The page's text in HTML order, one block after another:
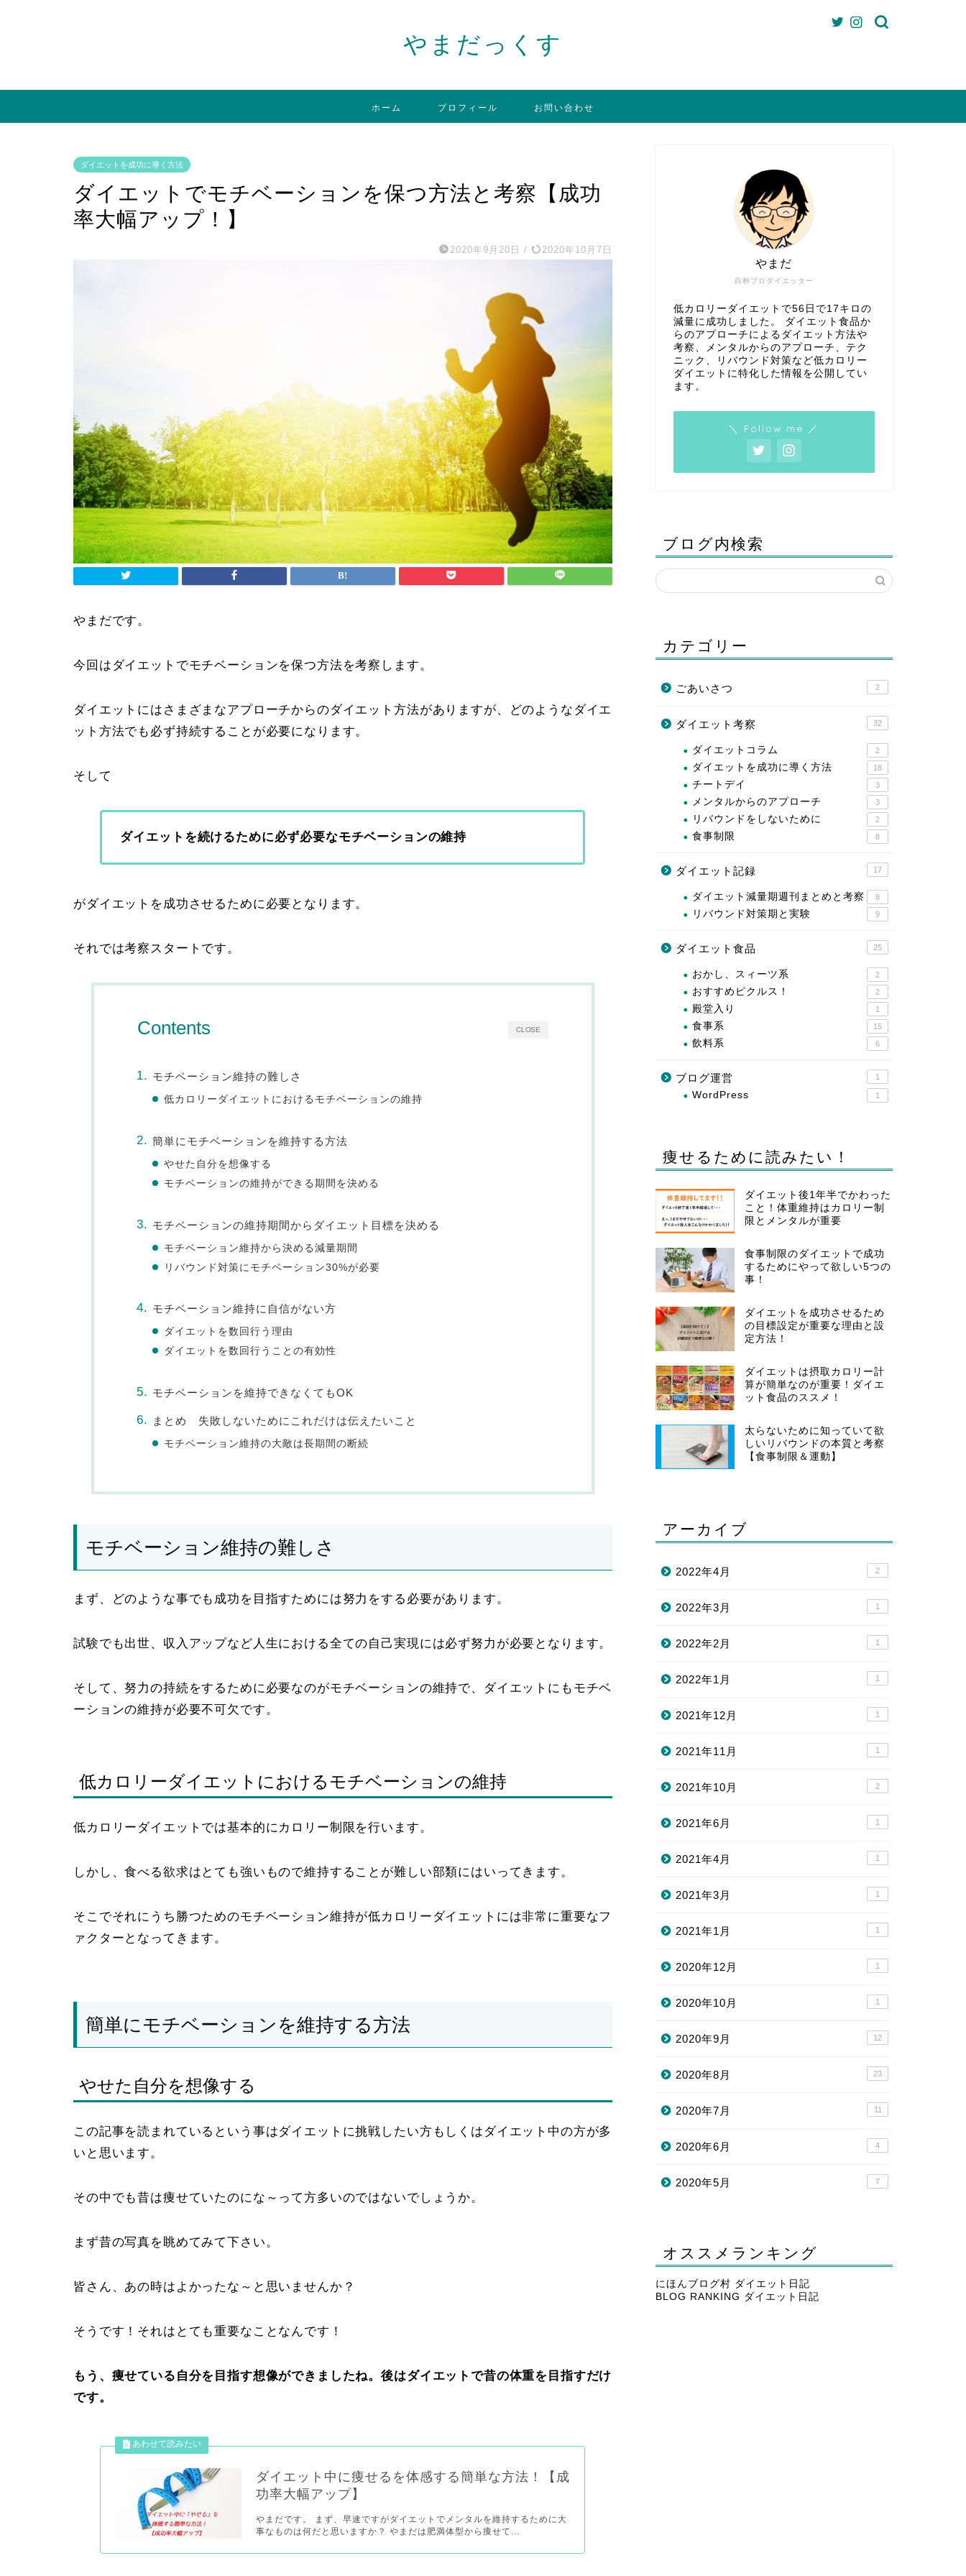
やまだっくす
ホーム プロフィール お問い合わせ
ダイエットを成功に導く方法
ダイエットでモチベーションを保つ方法と考察【成功
率大幅アップ！】
2020年9月20日 / 2020年10月7日
やまだです。
今回はダイエットでモチベーションを保つ方法を考察します。
ダイエットにはさまざまなアプローチからのダイエット方法がありますが、どのようなダイエ
ット方法でも必ず持続することが必要になります。
そして
ダイエットを続けるために必ず必要なモチベーションの維持
がダイエットを成功させるために必要となります。
それでは考察スタートです。
CLOSE
Contents
モチベーション維持の難しさ
低カロリーダイエットにおけるモチベーションの維持
簡単にモチベーションを維持する方法
やせた自分を想像する
モチベーションの維持ができる期間を決める
モチベーションの維持期間からダイエット目標を決める
モチベーション維持から決める減量期間
リバウンド対策にモチベーション30%が必要
モチベーション維持に自信がない方
ダイエットを数回行う理由
ダイエットを数回行うことの有効性
モチベーションを維持できなくてもOK
まとめ 失敗しないためにこれだけは伝えたいこと
モチベーション維持の大敵は長期間の断続
モチベーション維持の難しさ
まず、どのような事でも成功を目指すためには努力をする必要があります。
試験でも出世、収入アップなど人生における全ての自己実現には必ず努力が必要となります。
そして、努力の持続をするために必要なのがモチベーションの維持で、ダイエットにもモチベ
ーションの維持が必要不可欠です。
低カロリーダイエットにおけるモチベーションの維持
低カロリーダイエットでは基本的にカロリー制限を行います。
しかし、食べる欲求はとても強いもので維持することが難しい部類にはいってきます。
そこでそれにうち勝つためのモチベーション維持が低カロリーダイエットには非常に重要なフ
ァクターとなってきます。
簡単にモチベーションを維持する方法
やせた自分を想像する
この記事を読まれているという事はダイエットに挑戦したい方もしくはダイエット中の方が多
いと思います。
その中でも昔は痩せていたのにな～って方多いのではないでしょうか。
まず昔の写真を眺めてみて下さい。
皆さん、あの時はよかったな～と思いませんか？
そうです！それはとても重要なことなんです！
もう、痩せている自分を目指す想像ができましたね。後はダイエットで昔の体重を目指すだけ
です。
ダイエット中に痩せるを体感する簡単な方法！【成
功率大幅アップ】
やまだです。 まず、早速ですがダイエットでメンタルを維持するために大
事なものは何だと思いますか？ やまだは肥満体型から痩せて...
自称プロダイエッター
やまだ
低カロリーダイエットで56日で17キロの
減量に成功しました。 ダイエット食品か
らのアプローチによるダイエット方法や
考察、メンタルからのアプローチ、テク
ニック、リバウンド対策など低カロリー
ダイエットに特化した情報を公開してい
ます。
＼ Follow me ／
ブログ内検索
カテゴリー
ごあいさつ 2
ダイエット考察 32
ダイエットコラム 2
ダイエットを成功に導く方法 18
チートデイ 3
メンタルからのアプローチ 3
リバウンドをしないために 2
食事制限 8
ダイエット記録 17
ダイエット減量期週刊まとめと考察 8
リバウンド対策期と実験 9
ダイエット食品 25
おかし、スィーツ系 2
おすすめピクルス！ 2
殿堂入り 1
食事系 15
飲料系 6
ブログ運営 1
WordPress 1
痩せるために読みたい！
ダイエット後1年半でかわった
こと！体重維持はカロリー制
限とメンタルが重要
食事制限のダイエットで成功
するためにやって欲しい5つの
事！
ダイエットを成功させるため
の目標設定が重要な理由と設
定方法！
ダイエットは摂取カロリー計
算が簡単なのが重要！ダイエ
ット食品のススメ！
太らないために知っていて欲
しいリバウンドの本質と考察
【食事制限＆運動】
アーカイブ
2022年4月 2
2022年3月 1
2022年2月 1
2022年1月 1
2021年12月 1
2021年11月 1
2021年10月 2
2021年6月 1
2021年4月 1
2021年3月 1
2021年1月 1
2020年12月 1
2020年10月 1
2020年9月 12
2020年8月 23
2020年7月 11
2020年6月 4
2020年5月 7
オススメランキング
にほんブログ村 ダイエット日記
BLOG RANKING ダイエット日記